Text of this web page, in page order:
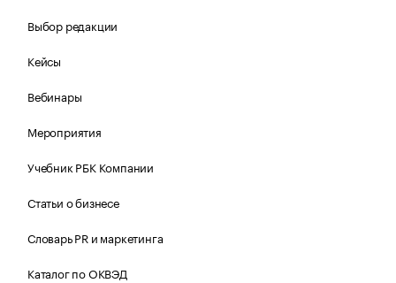
Выбор редакции
Кейсы
Вебинары
Мероприятия
Учебник РБК Компании
Статьи о бизнесе
Словарь PR и маркетинга
Каталог по ОКВЭД